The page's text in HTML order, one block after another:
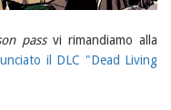
passvi rimandiamo alla
il DLC "Dead Living